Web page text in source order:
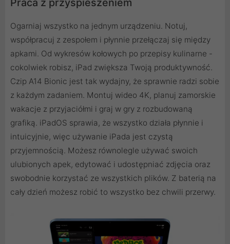
Praca z przyspie­szeniem
Ogarniaj wszystko na jednym urządzeniu. Notuj,
współpracuj z zespołem i płynnie przełączaj się między
apkami. Od wykresów kołowych po przepisy kulinarne -
cokolwiek robisz, iPad zwiększa Twoją produktywność.
Czip A14 Bionic jest tak wydajny, że sprawnie radzi sobie
z każdym zadaniem. Montuj wideo 4K, planuj zamorskie
wakacje z przyjaciółmi i graj w gry z rozbudowaną
grafiką. iPadOS sprawia, że wszystko działa płynnie i
intuicyjnie, więc używanie iPada jest czystą
przyjemnością. Możesz równolegle używać swoich
ulubionych apek, edytować i udostępniać zdjęcia oraz
swobodnie korzystać ze wszystkich plików. Z baterią na
cały dzień możesz robić to wszystko bez chwili przerwy.